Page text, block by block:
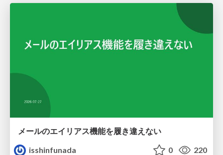
メールのエイリアス機能を履き違えない
isshinfunada
0 220